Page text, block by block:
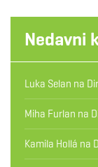
Nedavni
Luka Selan na
Miha Furlan na
Kamila Hollá na